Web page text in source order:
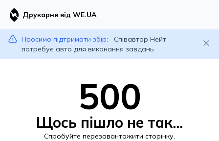
Друкарня від WE.UA
Просимо підтримати збір:
Співавтор Нейт
потребує авто для виконання завдань
500
Щось пішло не так...
Спробуйте перезавантажити сторінку.